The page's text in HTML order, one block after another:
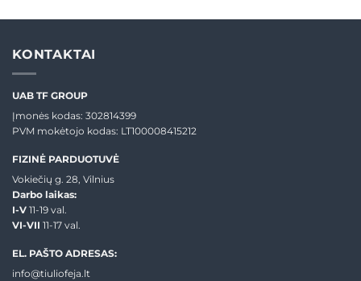
KONTAKTAI
UAB TF GROUP
Įmonės kodas: 302814399
PVM mokėtojo kodas: LT100008415212
FIZINĖ PARDUOTUVĖ
Vokiečių g. 28, Vilnius
Darbo laikas:
I-V 11-19 val.
VI-VII 11-17 val.
EL. PAŠTO ADRESAS:
info@tiuliofeja.lt